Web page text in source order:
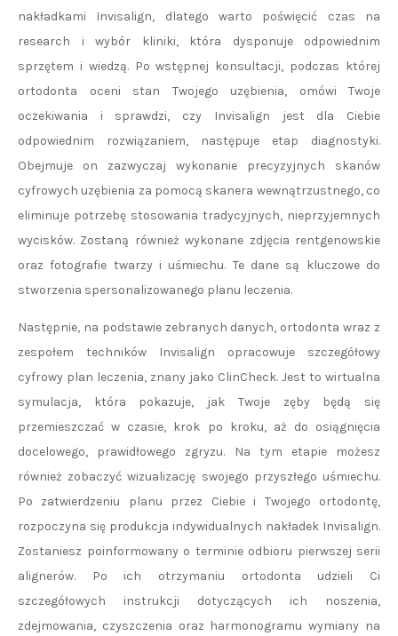
nakładkami Invisalign, dlatego warto poświęcić czas na
research i wybór kliniki, która dysponuje odpowiednim
sprzętem i wiedzą. Po wstępnej konsultacji, podczas której
ortodonta oceni stan Twojego uzębienia, omówi Twoje
oczekiwania i sprawdzi, czy Invisalign jest dla Ciebie
odpowiednim rozwiązaniem, następuje etap diagnostyki.
Obejmuje on zazwyczaj wykonanie precyzyjnych skanów
cyfrowych uzębienia za pomocą skanera wewnątrzustnego, co
eliminuje potrzebę stosowania tradycyjnych, nieprzyjemnych
wycisków. Zostaną również wykonane zdjęcia rentgenowskie
oraz fotografie twarzy i uśmiechu. Te dane są kluczowe do
stworzenia spersonalizowanego planu leczenia.
Następnie, na podstawie zebranych danych, ortodonta wraz z
zespołem techników Invisalign opracowuje szczegółowy
cyfrowy plan leczenia, znany jako ClinCheck. Jest to wirtualna
symulacja, która pokazuje, jak Twoje zęby będą się
przemieszczać w czasie, krok po kroku, aż do osiągnięcia
docelowego, prawidłowego zgryzu. Na tym etapie możesz
również zobaczyć wizualizację swojego przyszłego uśmiechu.
Po zatwierdzeniu planu przez Ciebie i Twojego ortodontę,
rozpoczyna się produkcja indywidualnych nakładek Invisalign.
Zostaniesz poinformowany o terminie odbioru pierwszej serii
alignerów. Po ich otrzymaniu ortodonta udzieli Ci
szczegółowych instrukcji dotyczących ich noszenia,
zdejmowania, czyszczenia oraz harmonogramu wymiany na